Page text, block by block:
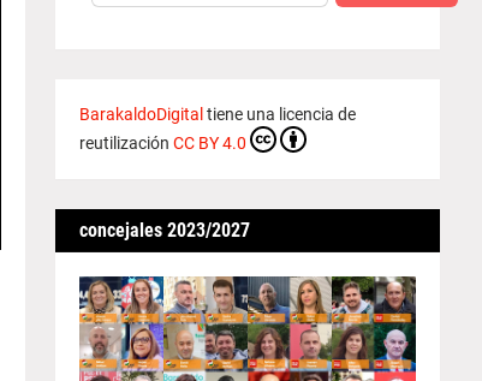
BarakaldoDigital tiene una licencia de
reutilización CC BY 4.0
concejales 2023/2027